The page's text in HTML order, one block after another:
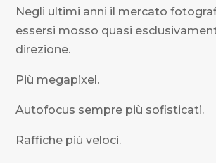
Negli ultimi anni il mercato
essersi mosso quasi
direzione.
Più megapixel.
Autofocus sempre più sofisticati.
Raffiche più veloci.